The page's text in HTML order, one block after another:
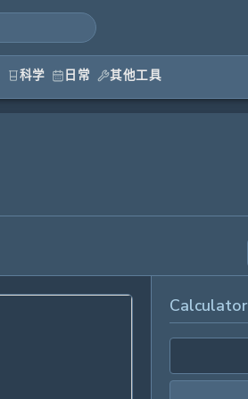
科学 日常 其他工具
Calculator